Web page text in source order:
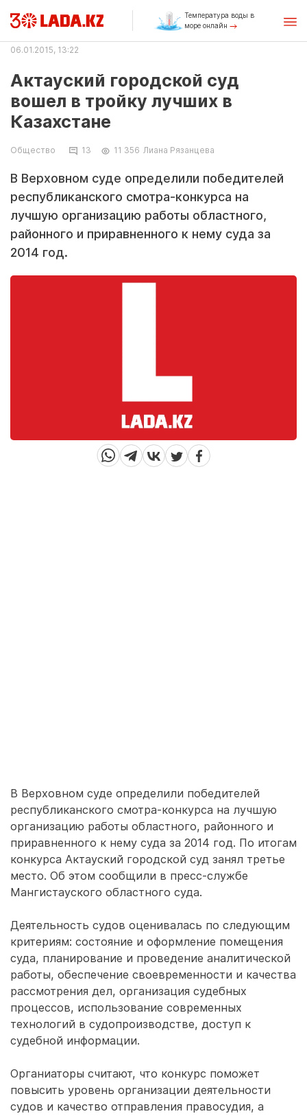
Температура воды в
море онлайн
06.01.2015, 13:22
Актауский городской суд
вошел в тройку лучших в
Казахстане
Общество 13 11 356 Лиана Рязанцева
В Верховном суде определили победителей
республиканского смотра-конкурса на
лучшую организацию работы областного,
районного и приравненного к нему суда за
2014 год.
В Верховном суде определили победителей
республиканского смотра-конкурса на лучшую
организацию работы областного, районного и
приравненного к нему суда за 2014 год. По итогам
конкурса Актауский городской суд занял третье
место. Об этом сообщили в пресс-службе
Мангистауского областного суда.
Деятельность судов оценивалась по следующим
критериям: состояние и оформление помещения
суда, планирование и проведение аналитической
работы, обеспечение своевременности и качества
рассмотрения дел, организация судебных
процессов, использование современных
технологий в судопроизводстве, доступ к
судебной информации.
Органиаторы считают, что конкурс поможет
повысить уровень организации деятельности
судов и качество отправления правосудия, а